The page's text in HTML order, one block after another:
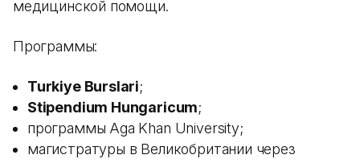
медицинской помощи.
Программы:
Turkiye Burslari;
Stipendium Hungaricum;
программы Aga Khan University;
магистратуры в Великобритании через